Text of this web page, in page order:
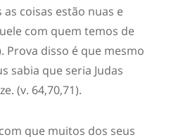
coisas estão nuas e
com quem temos de
. Prova disso é que mesmo
sabia que seria Judas
(v. 64,70,71).
que muitos dos seus